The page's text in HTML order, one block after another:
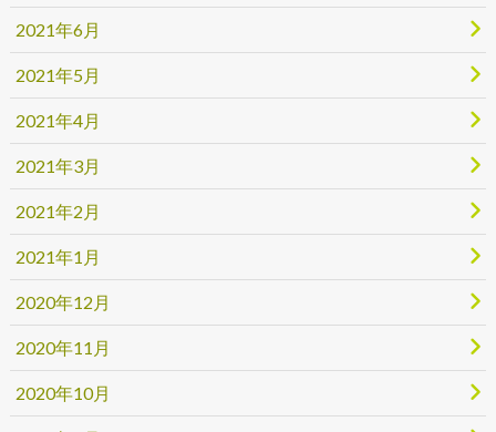
2021年6月
2021年5月
2021年4月
2021年3月
2021年2月
2021年1月
2020年12月
2020年11月
2020年10月